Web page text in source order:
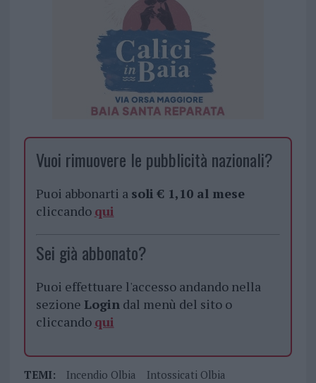
Vuoi rimuovere le pubblicità nazionali?
Puoi abbonarti a soli € 1,10 al mese
cliccando qui
Sei già abbonato?
Puoi effettuare l'accesso andando nella
sezione Logindal menù del sito o
cliccando qui
TEMI: Incendio Olbia
Intossicati Olbia